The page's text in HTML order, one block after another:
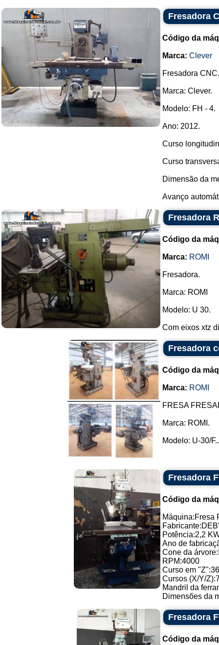
Fresadora
Código da
Marca: Clever
Fresadora CNC.
Marca: Clever.
Modelo: FH - 4.
Ano: 2012.
Curso
Curso
Dimensão da
Avanço
Fresadora
Código da
Marca: ROMI
Fresadora.
Marca: ROMI
Modelo: U 30.
Com eixos xtz
Fresadora
Código da
Marca: ROMI
FRESA
Marca: ROMI.
Modelo: U-30/
Fresadora
Código da
Máquina:Fresa
Potência:2,2
Ano de
Cone da
RPM:4000
Curso em
Cursos (X/Y/
Mandril da
Dimensões da
Fresadora
Código da